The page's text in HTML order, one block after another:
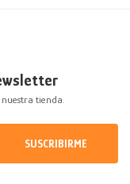
nuestra tienda.
SUSCRIBIRME